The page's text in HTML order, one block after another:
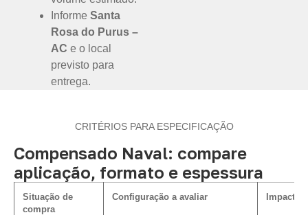
Informe Santa
Rosa do Purus –
AC e o local
previsto para
entrega.
CRITÉRIOS PARA ESPECIFICAÇÃO
Compensado Naval: compare
aplicação, formato e espessura
Situação de
compra
Configuração a avaliar Impacto